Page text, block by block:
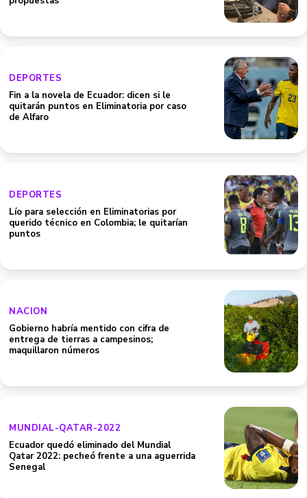
DEPORTES
Fin a la novela de Ecuador: dicen si le
quitarán puntos en Eliminatoria por caso
de Alfaro
DEPORTES
Lío para selección en Eliminatorias por
querido técnico en Colombia; le quitarían
puntos
NACION
Gobierno habría mentido con cifra de
entrega de tierras a campesinos;
maquillaron números
MUNDIAL-QATAR-2022
Ecuador quedó eliminado del Mundial
Qatar 2022: pecheó frente a una aguerrida
Senegal